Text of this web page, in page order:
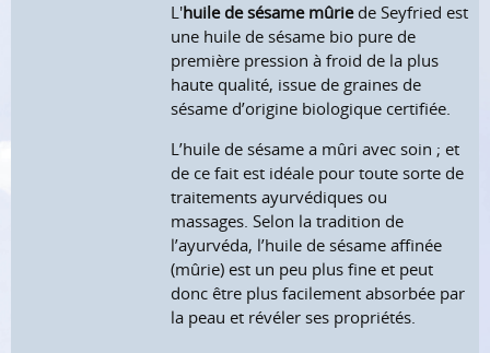
L'huile de sésame mûrie de Seyfried est
une huile de sésame bio pure de
première pression à froid de la plus
haute qualité, issue de graines de
sésame d’origine biologique certifiée.
L’huile de sésame a mûri avec soin ; et
de ce fait est idéale pour toute sorte de
traitements ayurvédiques ou
massages. Selon la tradition de
l’ayurvéda, l’huile de sésame affinée
(mûrie) est un peu plus fine et peut
donc être plus facilement absorbée par
la peau et révéler ses propriétés.